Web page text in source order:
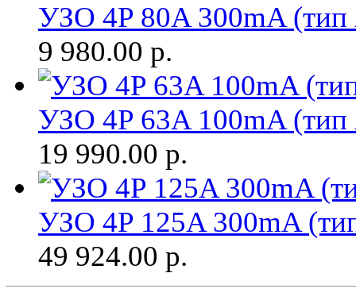
УЗО 4P 80A 300mA
9 980.00 р.
УЗО 4P 63A 100mA (тип
19 990.00 р.
УЗО 4P 125A 300mA
49 924.00 р.